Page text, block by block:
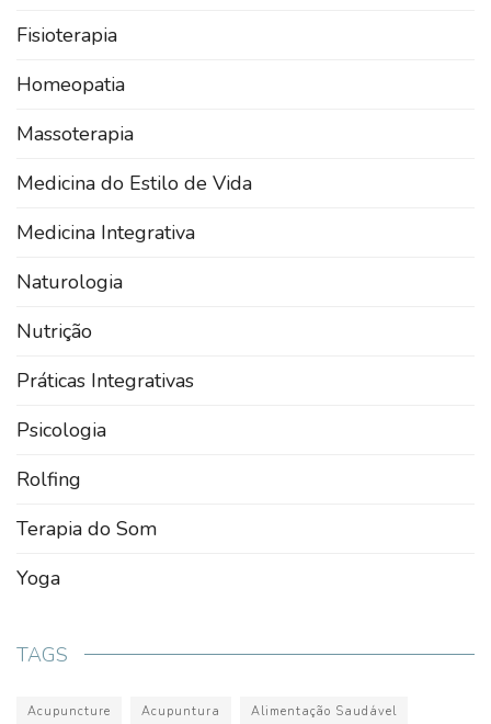
Fisioterapia
Homeopatia
Massoterapia
Medicina do Estilo de Vida
Medicina Integrativa
Naturologia
Nutrição
Práticas Integrativas
Psicologia
Rolfing
Terapia do Som
Yoga
TAGS
Acupuncture Acupuntura Alimentação Saudável